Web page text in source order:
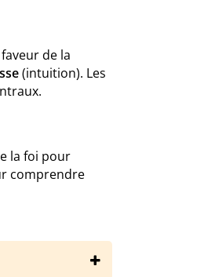
de la
(intuition). Les
la foi pour
comprendre